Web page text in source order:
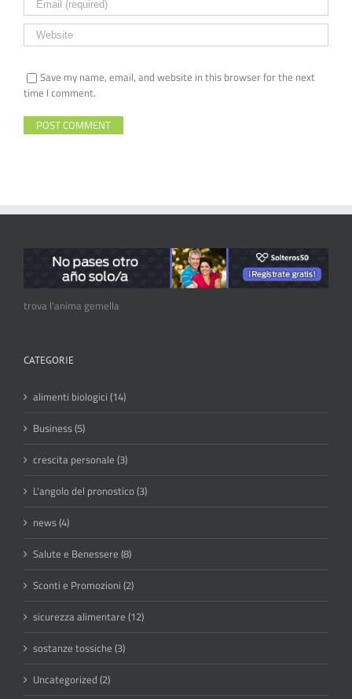
Save my name, email, and website in this browser for the next
time I comment.
trova l'anima gemella
CATEGORIE
alimenti biologici (14)
Business (5)
crescita personale (3)
L'angolo del pronostico (3)
news (4)
Salute e Benessere (8)
Sconti e Promozioni (2)
sicurezza alimentare (12)
sostanze tossiche (3)
Uncategorized (2)